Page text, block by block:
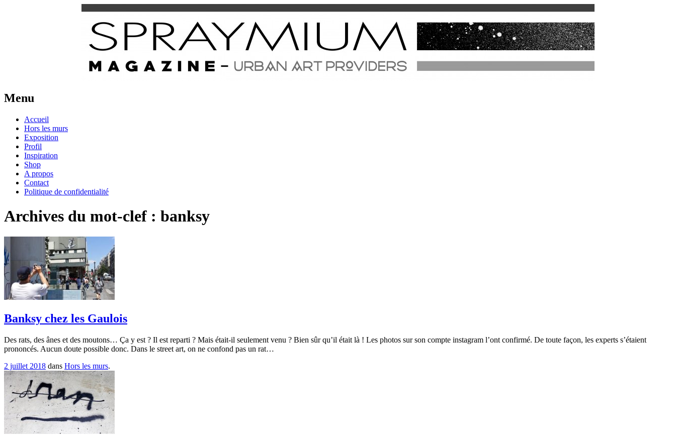
Spraymium Magazine
Urban Art Provider
Menu
Aller
contenu
Accueil
Hors les murs
Exposition
Profil
Inspiration
Shop
A propos
Contact
Politique de confidentialité
Archives du mot-clef : banksy
Banksy chez les Gaulois
Des rats, des ânes et des moutons… Ça y est ? Il est reparti ? Mais était-il seulement venu ? Bien sûr qu’il était là ! Les photos sur son compte instagram l’ont confirmé. De toute façon, les experts s’étaient
prononcés. Aucun doute possible donc. Dans le street art, on ne confond pas un rat…
2 juillet 2018 dans Hors les murs.